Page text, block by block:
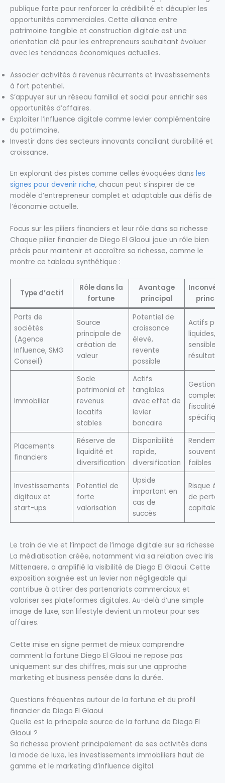
publique forte pour renforcer la crédibilité et décupler les
opportunités commerciales. Cette alliance entre
patrimoine tangible et construction digitale est une
orientation clé pour les entrepreneurs souhaitant évoluer
avec les tendances économiques actuelles.
Associer activités à revenus récurrents et investissements
à fort potentiel.
S’appuyer sur un réseau familial et social pour enrichir ses
opportunités d’affaires.
Exploiter l’influence digitale comme levier complémentaire
du patrimoine.
Investir dans des secteurs innovants conciliant durabilité et
croissance.
En explorant des pistes comme celles évoquées dans les
signes pour devenir riche, chacun peut s’inspirer de ce
modèle d’entrepreneur complet et adaptable aux défis de
l’économie actuelle.
Focus sur les piliers financiers et leur rôle dans sa richesse
Chaque pilier financier de Diego El Glaoui joue un rôle bien
précis pour maintenir et accroître sa richesse, comme le
montre ce tableau synthétique :
Type d’actif
Rôle dans la
fortune
Avantage
principal
Parts de
sociétés
(Agence
Influence, SMG
Conseil)
Source
principale de
création de
valeur
Potentiel de
croissance
élevé,
revente
possible
Actifs peu
liquides,
sensibles
résultats
Immobilier
Socle
patrimonial et
revenus
locatifs
stables
Actifs
tangibles
avec effet de
levier
bancaire
Gestion
complexe,
fiscalité
spécifique
Placements
financiers
Réserve de
liquidité et
diversification
Disponibilité
rapide,
diversification
souvent
faibles
Investissements
digitaux et
start-ups
Potentiel de
forte
valorisation
Upside
important en
cas de
succès
Risque
de perte
capitale
Le train de vie et l’impact de l’image digitale sur sa richesse
La médiatisation créée, notamment via sa relation avec Iris
Mittenaere, a amplifié la visibilité de Diego El Glaoui. Cette
exposition soignée est un levier non négligeable qui
contribue à attirer des partenariats commerciaux et
valoriser ses plateformes digitales. Au-delà d’une simple
image de luxe, son lifestyle devient un moteur pour ses
affaires.
Cette mise en signe permet de mieux comprendre
comment la fortune Diego El Glaoui ne repose pas
uniquement sur des chiffres, mais sur une approche
marketing et business pensée dans la durée.
Questions fréquentes autour de la fortune et du profil
financier de Diego El Glaoui
Quelle est la principale source de la fortune de Diego El
Glaoui ?
Sa richesse provient principalement de ses activités dans
la mode de luxe, les investissements immobiliers haut de
gamme et le marketing d’influence digital.